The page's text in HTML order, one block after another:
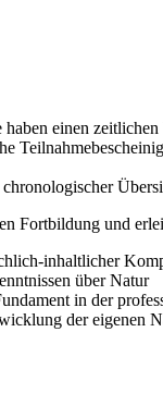
einen
Fortbildung und
inhaltlicher
über Natur
in der
der eigenen